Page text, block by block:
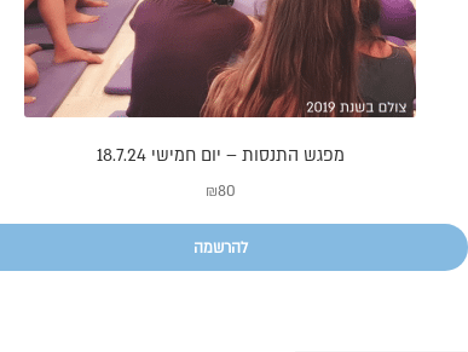
מפגש התנסות – יום חמישי 18.7.24
₪80
להרשמה